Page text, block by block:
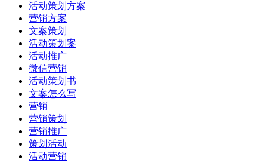
活动策划方案
营销方案
文案策划
活动策划案
活动推广
微信营销
活动策划书
文案怎么写
营销
营销策划
营销推广
策划活动
活动营销